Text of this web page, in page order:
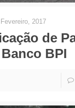
2017
de
BPI